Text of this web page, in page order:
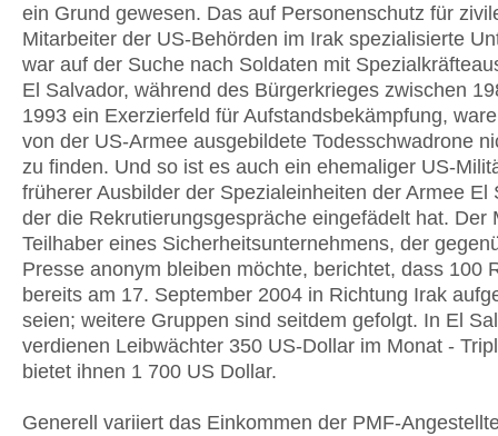
ein Grund gewesen. Das auf Personenschutz für
Mitarbeiter der US-Behörden im Irak spezialisierte
war auf der Suche nach Soldaten mit
El Salvador, während des Bürgerkrieges zwischen
1993 ein Exerzierfeld für Aufstandsbekämpfung,
von der US-Armee ausgebildete Todesschwadrone
zu finden. Und so ist es auch ein ehemaliger US-
früherer Ausbilder der Spezialeinheiten der Armee El
der die Rekrutierungsgespräche eingefädelt hat. Der
Teilhaber eines Sicherheitsunternehmens, der
Presse anonym bleiben möchte, berichtet, dass 100
bereits am 17. September 2004 in Richtung Irak
seien; weitere Gruppen sind seitdem gefolgt. In El
verdienen Leibwächter 350 US-Dollar im Monat -
bietet ihnen 1 700 US Dollar.
Generell variiert das Einkommen der PMF-